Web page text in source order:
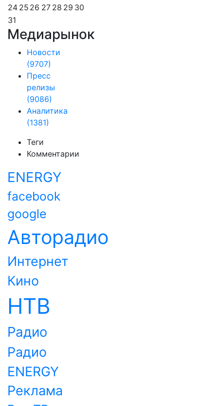
24 25 26 27 28 29 30
31
Медиарынок
Новости
(9707)
Пресс
релизы
(9086)
Аналитика
(1381)
Теги
Комментарии
ENERGY
facebook
google
Авторадио
Интернет
Кино
НТВ
Радио
Радио
ENERGY
Реклама